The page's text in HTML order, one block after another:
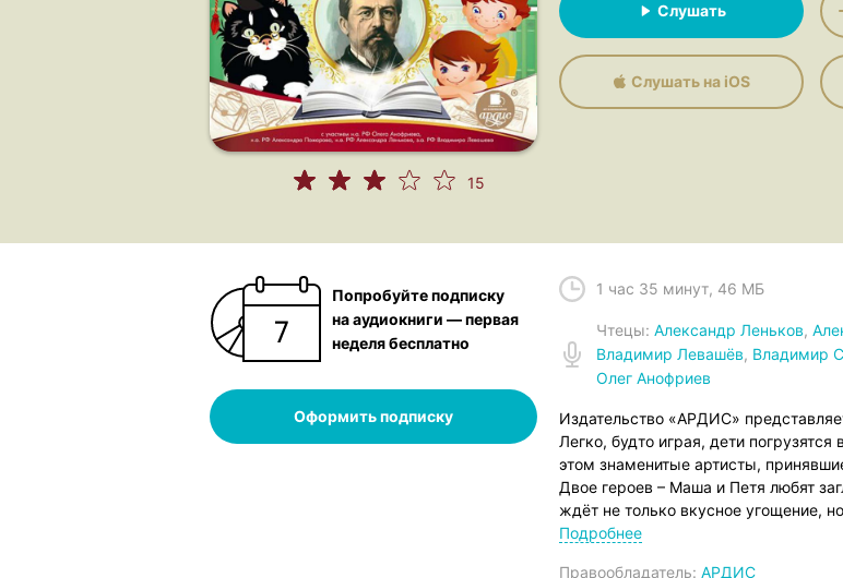
15
Слушать
Слушать на iOS
Попробуйте подписку
на аудиокниги — первая
неделя бесплатно
Оформить подписку
1 час 35 минут, 46 МБ
Чтецы: Александр Леньков,
Владимир Левашёв, Владимир
Олег Анофриев
Издательство «АРДИС»
Легко, будто играя, дети
этом знаменитые артисты,
Двое героев – Маша и Петя любят
ждёт не только вкусное угощение,
учёным говорящим котом
Подробнее
Правообладатель: АРДИС